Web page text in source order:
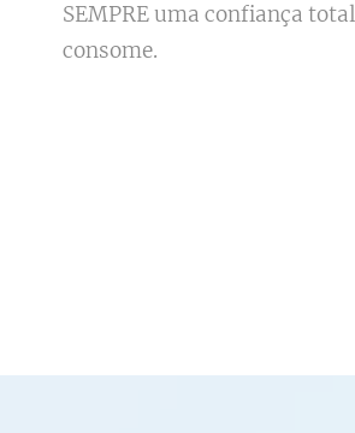
SEMPRE uma confiança
consome.